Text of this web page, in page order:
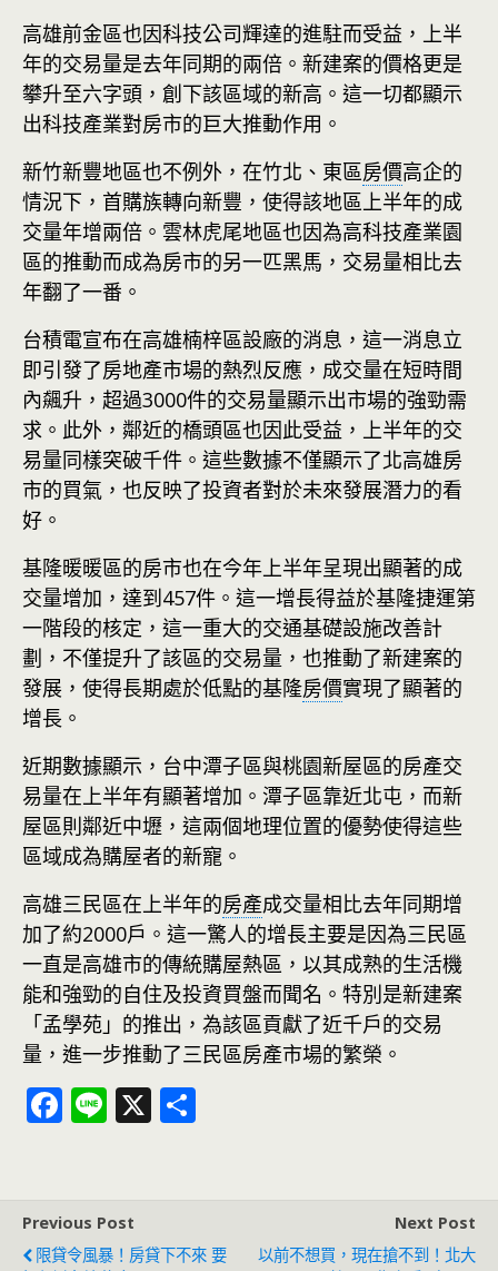
高雄前金區也因科技公司輝達的進駐而受益，上半
年的交易量是去年同期的兩倍。新建案的價格更是
攀升至六字頭，創下該區域的新高。這一切都顯示
出科技產業對房市的巨大推動作用。
新竹新豐地區也不例外，在竹北、東區房價高企的
情況下，首購族轉向新豐，使得該地區上半年的成
交量年增兩倍。雲林虎尾地區也因為高科技產業園
區的推動而成為房市的另一匹黑馬，交易量相比去
年翻了一番。
台積電宣布在高雄楠梓區設廠的消息，這一消息立
即引發了房地產市場的熱烈反應，成交量在短時間
內飆升，超過3000件的交易量顯示出市場的強勁需
求。此外，鄰近的橋頭區也因此受益，上半年的交
易量同樣突破千件。這些數據不僅顯示了北高雄房
市的買氣，也反映了投資者對於未來發展潛力的看
好。
基隆暖暖區的房市也在今年上半年呈現出顯著的成
交量增加，達到457件。這一增長得益於基隆捷運第
一階段的核定，這一重大的交通基礎設施改善計
劃，不僅提升了該區的交易量，也推動了新建案的
發展，使得長期處於低點的基隆房價實現了顯著的
增長。
近期數據顯示，台中潭子區與桃園新屋區的房產交
易量在上半年有顯著增加。潭子區靠近北屯，而新
屋區則鄰近中壢，這兩個地理位置的優勢使得這些
區域成為購屋者的新寵。
高雄三民區在上半年的房產成交量相比去年同期增
加了約2000戶。這一驚人的增長主要是因為三民區
一直是高雄市的傳統購屋熱區，以其成熟的生活機
能和強勁的自住及投資買盤而聞名。特別是新建案
「孟學苑」的推出，為該區貢獻了近千戶的交易
量，進一步推動了三民區房產市場的繁榮。
F
b
o
Li X
Previous Post
限貸令風暴！房貸下不來 要
Next Post
以前不想買，現在搶不到！北大